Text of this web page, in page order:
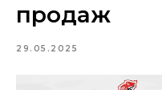
продаж
29.05.2025